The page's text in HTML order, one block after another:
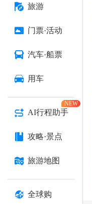
旅游
门票·活动
汽车·船票
用车
AI行程助手
NEW
攻略·景点
旅游地图
全球购